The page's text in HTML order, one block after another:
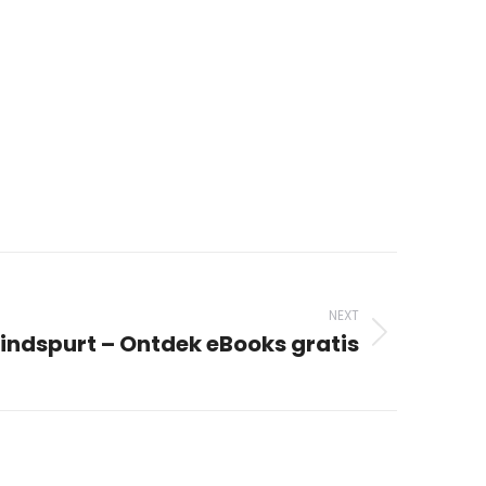
NEXT
– Ontdek eBooks gratis